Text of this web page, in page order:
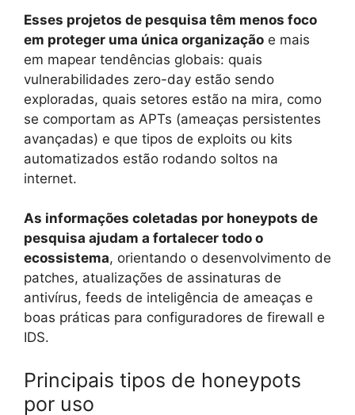
Esses projetos de pesquisa têm menos foco
em proteger uma única organização e mais
em mapear tendências globais: quais
vulnerabilidades zero-day estão sendo
exploradas, quais setores estão na mira, como
se comportam as APTs (ameaças persistentes
avançadas) e que tipos de exploits ou kits
automatizados estão rodando soltos na
internet.
As informações coletadas por honeypots de
pesquisa ajudam a fortalecer todo o
ecossistema, orientando o desenvolvimento de
patches, atualizações de assinaturas de
antivírus, feeds de inteligência de ameaças e
boas práticas para configuradores de firewall e
IDS.
Principais tipos de honeypots
por uso